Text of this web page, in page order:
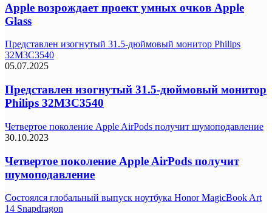
Apple возрождает проект умных очков Apple
Glass
Представлен изогнутый 31.5-дюймовый монитор Philips
32M3C3540
05.07.2025
Представлен изогнутый 31.5-дюймовый монитор
Philips 32M3C3540
Четвертое поколение Apple AirPods получит шумоподавление
30.10.2023
Четвертое поколение Apple AirPods получит
шумоподавление
Состоялся глобальный выпуск ноутбука Honor MagicBook Art
14 Snapdragon